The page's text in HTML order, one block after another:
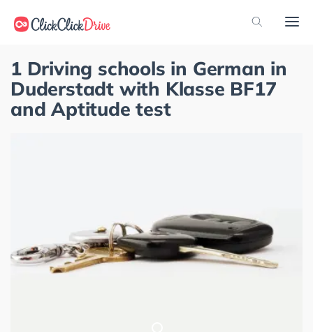
1 Driving schools in German in
Duderstadt with Klasse BF17
and Aptitude test